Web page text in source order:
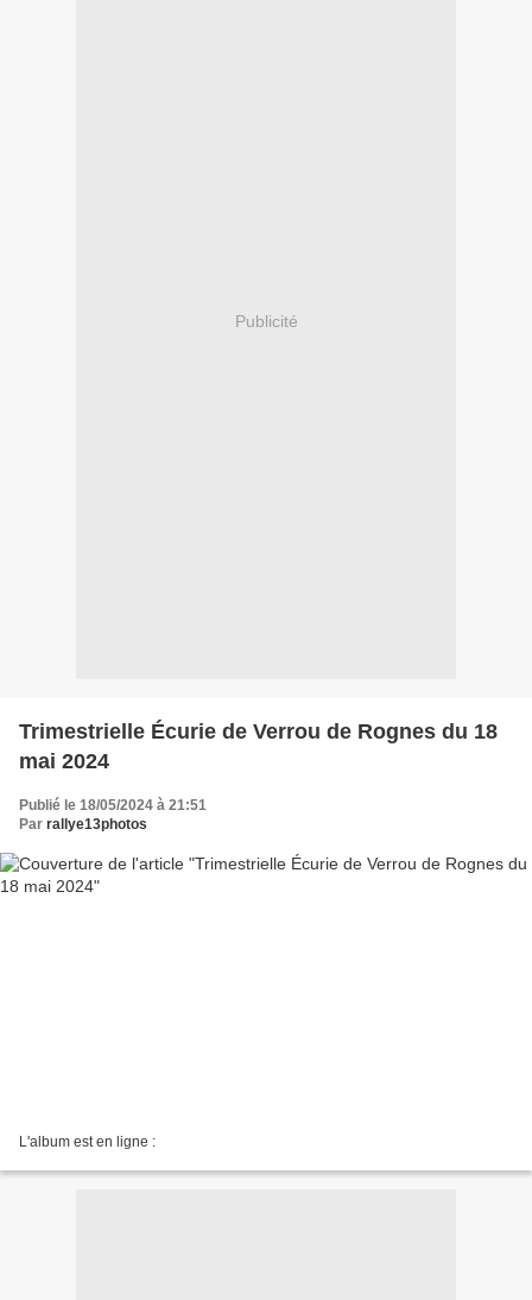
Publicité
Trimestrielle Écurie de Verrou de Rognes du 18
mai 2024
Publié le 18/05/2024 à 21:51
Par rallye13photos
L'album est en ligne :